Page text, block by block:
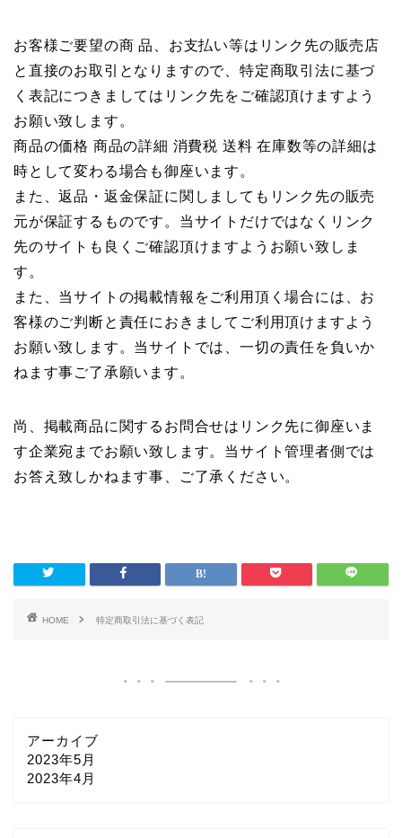
お客様ご要望の商 品、お支払い等はリンク先の販売店
と直接のお取引となりますので、特定商取引法に基づ
く表記につきましてはリンク先をご確認頂けますよう
お願い致します。
商品の価格 商品の詳細 消費税 送料 在庫数等の詳細は
時として変わる場合も御座います。
また、返品・返金保証に関しましてもリンク先の販売
元が保証するものです。当サイトだけではなくリンク
先のサイトも良くご確認頂けますようお願い致しま
す。
また、当サイトの掲載情報をご利用頂く場合には、お
客様のご判断と責任におきましてご利用頂けますよう
お願い致します。当サイトでは、一切の責任を負いか
ねます事ご了承願います。
尚、掲載商品に関するお問合せはリンク先に御座いま
す企業宛までお願い致します。当サイト管理者側では
お答え致しかねます事、ご了承ください。
HOME 特定商取引法に基づく表記
アーカイブ
2023年5月
2023年4月